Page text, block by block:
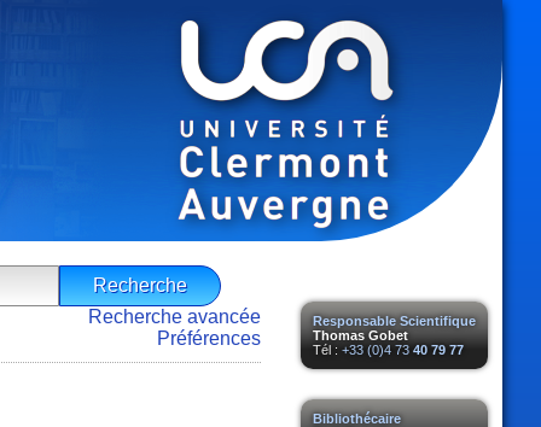
Responsable Scientifique
Thomas Gobet
Tél : +33 (0)4 73 40 79 77
Bibliothécaire
Recherche avancée
Préférences